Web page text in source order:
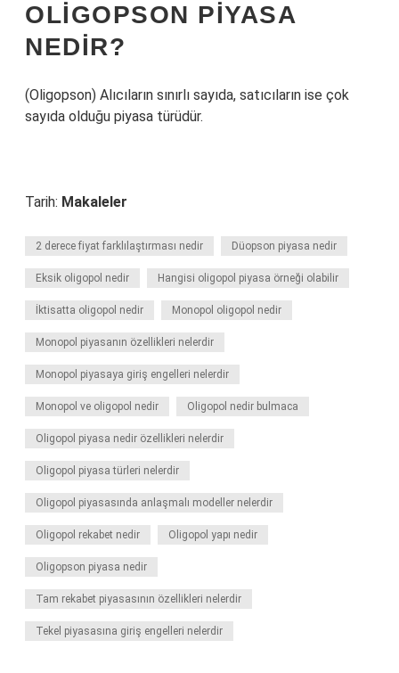
OLIGOPSON PIYASA
NEDIR?
(Oligopson) Alıcıların sınırlı sayıda, satıcıların ise çok
sayıda olduğu piyasa türüdür.
Tarih: Makaleler
2 derece fiyat farklılaştırması nedir Düopson piyasa nedir
Eksik oligopol nedir Hangisi oligopol piyasa örneği olabilir
İktisatta oligopol nedir Monopol oligopol nedir
Monopol piyasanın özellikleri nelerdir
Monopol piyasaya giriş engelleri nelerdir
Monopol ve oligopol nedir Oligopol nedir bulmaca
Oligopol piyasa nedir özellikleri nelerdir
Oligopol piyasa türleri nelerdir
Oligopol piyasasında anlaşmalı modeller nelerdir
Oligopol rekabet nedir Oligopol yapı nedir
Oligopson piyasa nedir
Tam rekabet piyasasının özellikleri nelerdir
Tekel piyasasına giriş engelleri nelerdir